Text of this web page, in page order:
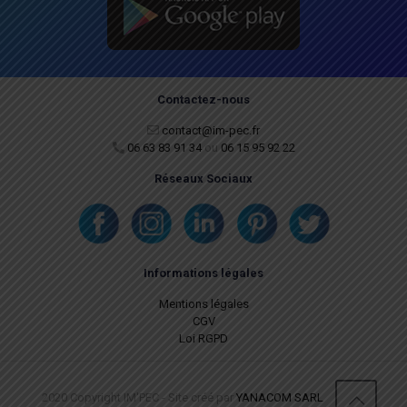
Contactez-nous
contact@im-pec.fr
06 63 83 91 34ou 06 15 95 92 22
Réseaux Sociaux
Informations légales
Mentions légales
CGV
Loi RGPD
2020 Copyright IM'PEC - Site créé par YANACOM SARL